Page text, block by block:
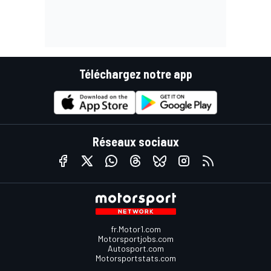
Téléchargez notre app
Réseaux sociaux
fr.Motor1.com
Motorsportjobs.com
Autosport.com
Motorsportstats.com